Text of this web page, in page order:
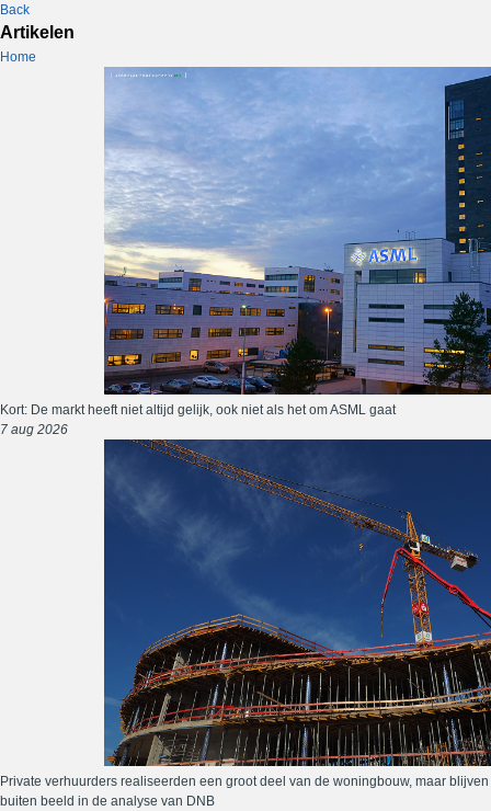
Back
Artikelen
Home
Kort: De markt heeft niet altijd gelijk, ook niet als het om ASML gaat
7 aug 2026
Private verhuurders realiseerden een groot deel van de woningbouw, maar blijven
buiten beeld in de analyse van DNB